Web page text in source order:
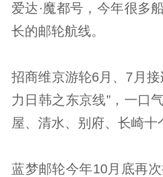
爱达·魔都号，今年很多
长的邮轮航线。
招商维京游轮6月、7月接
力日韩之东京线”，一口
屋、清水、别府、长崎十
蓝梦邮轮今年10月底再